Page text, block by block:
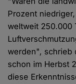
Prozent
weltweit 250.000
werden", schrieb
schon im Herbst
diese